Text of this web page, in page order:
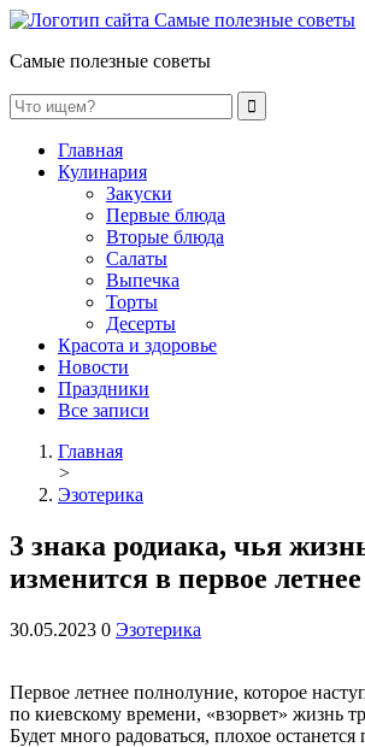
Самые полезные советы
Главная
Кулинария
Закуски
Первые блюда
Вторые блюда
Салаты
Выпечка
Торты
Десерты
Красота и здоровье
Новости
Праздники
Все записи
Главная
>
Эзотерика
3 знака pодиака, чья
изменится в первое
30.05.2023 0 Эзотерика
Первое летнее полнолуние, которое
по киевскому времени, «взорвет» жизнь
Будет много радоваться, плохое